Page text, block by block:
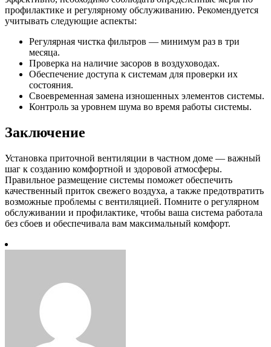
профилактике и регулярному обслуживанию. Рекомендуется
учитывать следующие аспекты:
Регулярная чистка фильтров — минимум раз в три
месяца.
Проверка на наличие засоров в воздуховодах.
Обеспечение доступа к системам для проверки их
состояния.
Своевременная замена изношенных элементов системы.
Контроль за уровнем шума во время работы системы.
Заключение
Установка приточной вентиляции в частном доме — важный
шаг к созданию комфортной и здоровой атмосферы.
Правильное размещение системы поможет обеспечить
качественный приток свежего воздуха, а также предотвратить
возможные проблемы с вентиляцией. Помните о регулярном
обслуживании и профилактике, чтобы ваша система работала
без сбоев и обеспечивала вам максимальный комфорт.